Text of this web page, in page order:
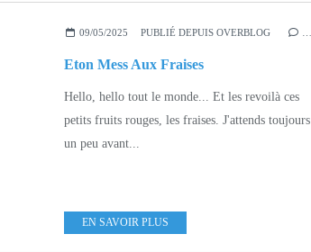
09/05/2025 PUBLIÉ DEPUIS OVERBLOG
Eton Mess Aux Fraises
Hello, hello tout le monde... Et les revoilà ces
petits fruits rouges, les fraises. J'attends toujours
un peu avant...
EN SAVOIR PLUS